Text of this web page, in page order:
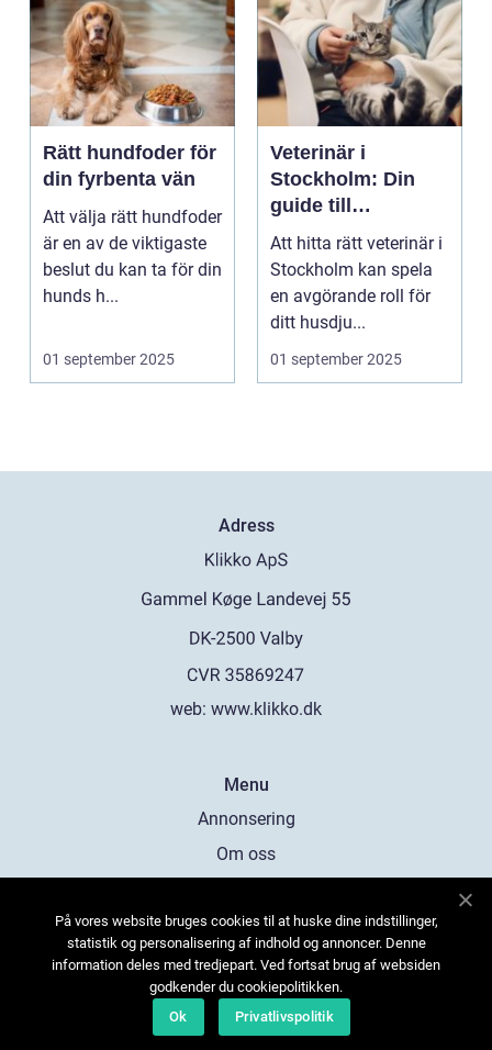
Rätt hundfoder för
din fyrbenta vän
Att välja rätt hundfoder
är en av de viktigaste
beslut du kan ta för din
hunds h...
01 september 2025
Veterinär i
Stockholm: Din
guide till
djursjukvård i
huvudstaden
Att hitta rätt veterinär i
Stockholm kan spela
en avgörande roll för
ditt husdju...
01 september 2025
Adress
web: www.klikko.dk
Menu
Annonsering
Om oss
Kontakta oss
Sitemap
På vores website bruges cookies til at huske dine indstillinger,
statistik og personalisering af indhold og annoncer. Denne
information deles med tredjepart. Ved fortsat brug af websiden
godkender du cookiepolitikken.
Ok
Privatlivspolitik